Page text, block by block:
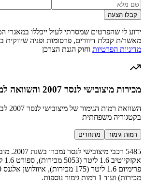
קבלו הצעה
ידוע לי שהפרטים שמסרתי לעיל ייכללו במאגרי
מאשר/ת קבלת דיוורים, פרסומות ופניה
מדיניות הפרטיות וחוק הגנת הצרכן
מכירות מיצובישי לנסר 2007 והשוואה למתחרים
בקטגוריה משפחתית
רמות גימור מתחרים
5485 רכבי
מכירות) ועוד 1 רמות גימור נוספות.